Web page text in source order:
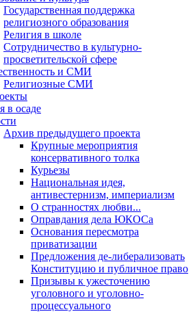
Государственная поддержка
религиозного образования
Религия в школе
Сотрудничество в культурно-
просветительской сфере
и СМИ
Религиозные СМИ
в осаде
Архив предыдущего проекта
Крупные мероприятия
консервативного толка
Курьезы
Национальная идея,
антивестернизм, империализм
О странностях любви...
Оправдания дела ЮКОСа
Основания пересмотра
приватизации
Предложения де-либерализовать
Конституцию и публичное право
Призывы к ужесточению
уголовного и уголовно-
процессуального